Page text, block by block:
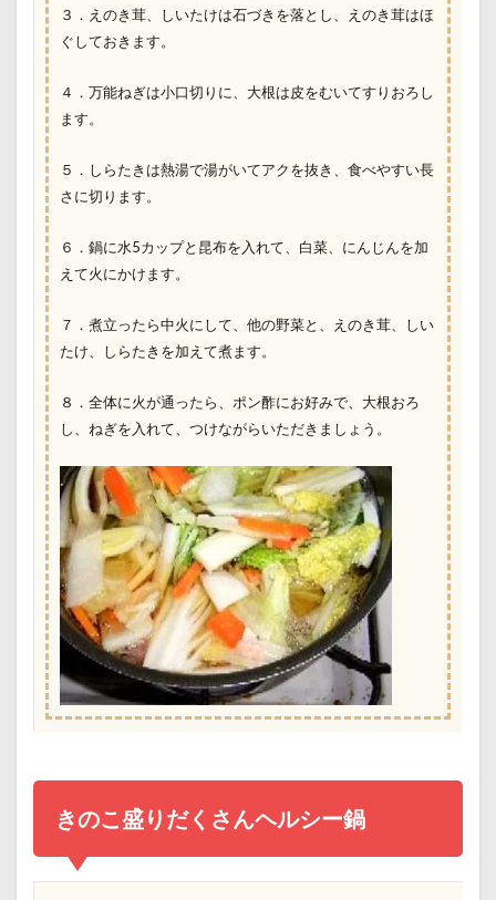
３．えのき茸、しいたけは石づきを落とし、えのき茸はほ
ぐしておきます。
４．万能ねぎは小口切りに、大根は皮をむいてすりおろし
ます。
５．しらたきは熱湯で湯がいてアクを抜き、食べやすい長
さに切ります。
６．鍋に水5カップと昆布を入れて、白菜、にんじんを加
えて火にかけます。
７．煮立ったら中火にして、他の野菜と、えのき茸、しい
たけ、しらたきを加えて煮ます。
８．全体に火が通ったら、ポン酢にお好みで、大根おろ
し、ねぎを入れて、つけながらいただきましょう。
きのこ盛りだくさんヘルシー鍋